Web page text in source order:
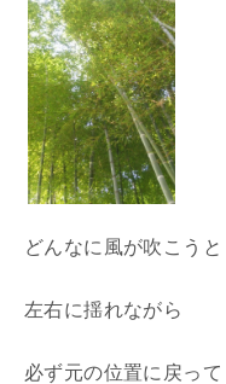
どんなに風が吹こうと
左右に揺れながら
必ず元の位置に戻って